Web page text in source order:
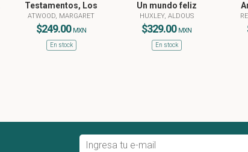
Testamentos, Los
ATWOOD, MARGARET
$249.00 MXN
En stock
Un mundo feliz
HUXLEY, ALDOUS
$329.00 MXN
En stock